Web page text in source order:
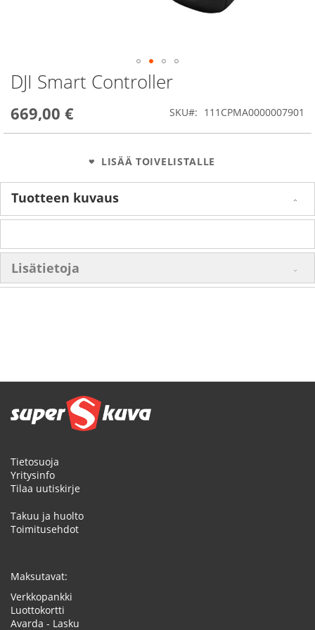
DJI Smart Controller
669,00 € SKU 111CPMA0000007901
LISÄÄ TOIVELISTALLE
Skip
to
beginning
of
Tuotteen kuvaus
Lisätietoja
Tietosuoja
Yritysinfo
Tilaa uutiskirje
Takuu ja huolto
Toimitusehdot
Maksutavat:
Verkkopankki
Luottokortti
Avarda - Lasku